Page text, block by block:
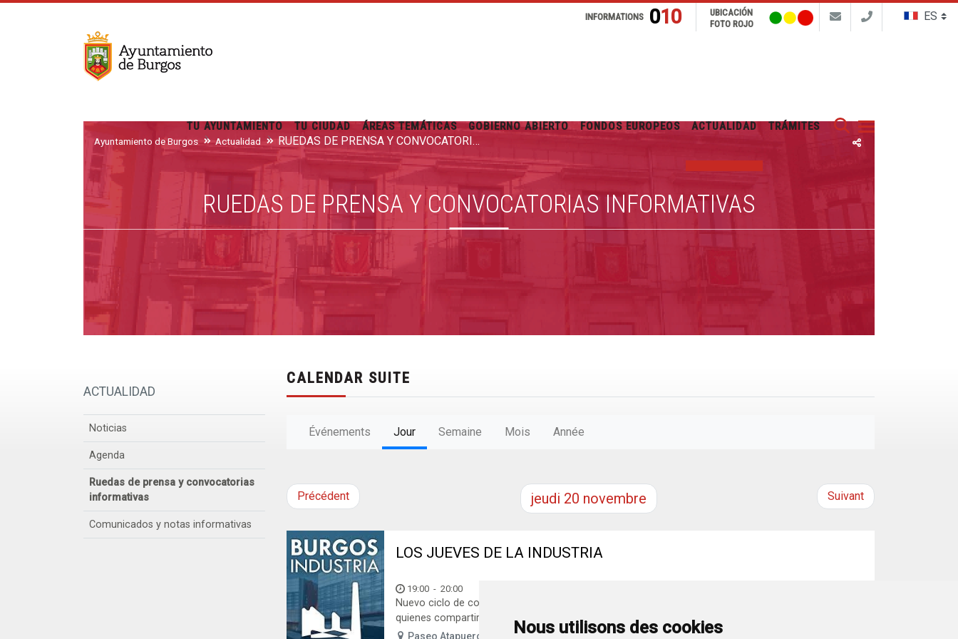
Nous utilisons des cookies
Buscar
INFORMATIONS 010
UBICACIÓN
FOTO ROJO
TU AYUNTAMIENTO TU CIUDAD ÁREAS TEMÁTICAS GOBIERNO ABIERTO FONDOS EUROPEOS ACTUALIDAD TRÁMITES
Ayuntamiento de Burgos Actualidad RUEDAS DE PRENSA Y CONVOCATORIAS INFORMATIVAS
RUEDAS DE PRENSA Y CONVOCATORIAS INFORMATIVAS
ACTUALIDAD
Noticias
Agenda
Ruedas de prensa y convocatorias
informativas
Comunicados y notas informativas
CALENDAR SUITE
Événements Jour Semaine Mois Année
Précédent jeudi 20 novembre Suivant
LOS JUEVES DE LA INDUSTRIA
19:00 -20:00
Nuevo ciclo de conferencias «Los Jueves de la Industria», con los CEO del sector industrial burgalés,
quienes compartirán su experiencia sobre los...
Paseo Atapuerca